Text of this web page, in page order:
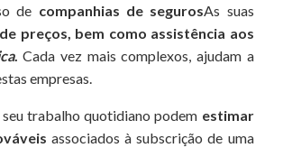
de companhias de segurosAs suas
preços, bem como assistência aos
. Cada vez mais complexos, ajudam a
empresas.
trabalho quotidiano podem estimar
associados à subscrição de uma